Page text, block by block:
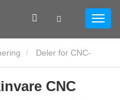
Deler for CNC-
CNC